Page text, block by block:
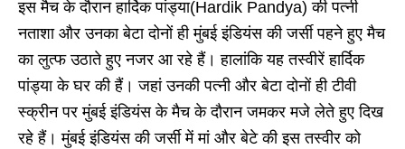
इस मैच के दौरान हार्दिक पांड्या(Hardik Pandya) की पत्नी
नताशा और उनका बेटा दोनों ही मुंबई इंडियंस की जर्सी पहने हुए मैच
का लुत्फ उठाते हुए नजर आ रहे हैं। हालांकि यह तस्वीरें हार्दिक
पांड्या के घर की हैं। जहां उनकी पत्नी और बेटा दोनों ही टीवी
स्क्रीन पर मुंबई इंडियंस के मैच के दौरान जमकर मजे लेते हुए दिख
रहे हैं। मुंबई इंडियंस की जर्सी में मां और बेटे की इस तस्वीर को